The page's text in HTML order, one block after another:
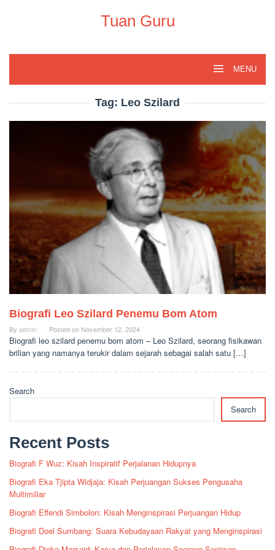
Tuan Guru
MENU
Tag: Leo Szilard
Biografi Leo Szilard Penemu Bom Atom
By admin Posted on November 12, 2024
Biografi leo szilard penemu bom atom – Leo Szilard, seorang fisikawan
brilian yang namanya terukir dalam sejarah sebagai salah satu […]
Search
Search
Recent Posts
Biografi F Wuz: Kisah Inspiratif Perjalanan Hidupnya
Biografi Eka Tjipta Widjaja: Kisah Perjuangan Sukses Pengusaha
Multimiliar
Biografi Effendi Simbolon: Kisah Menginspirasi Perjuangan Hidup
Biografi Doel Sumbang: Suara Kebudayaan Rakyat yang Menginspirasi